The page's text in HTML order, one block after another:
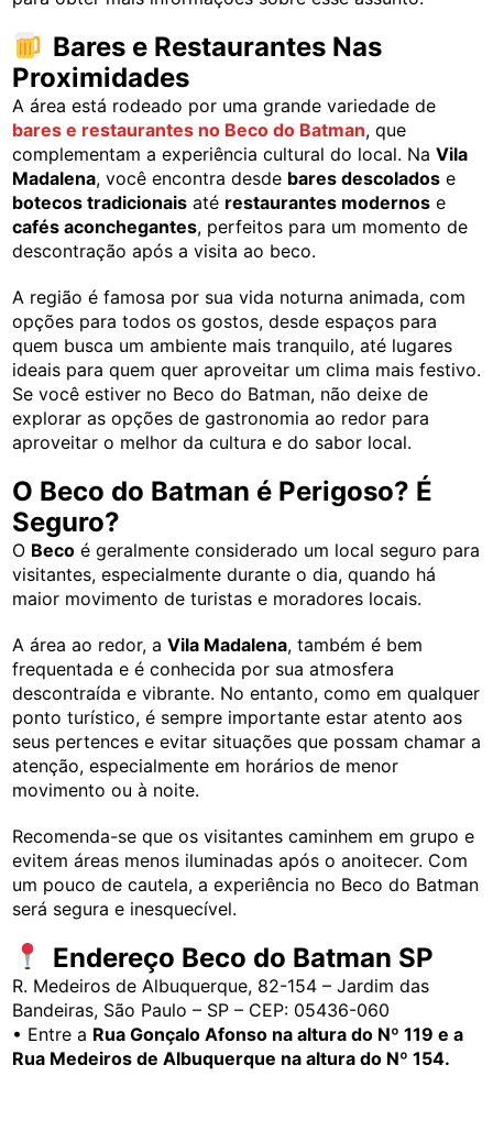
Bares e Restaurantes Nas
Proximidades
A área está rodeado por uma grande variedade de
bares e restaurantes no Beco do Batman, que
complementam a experiência cultural do local. NaVila
Madalena, você encontra desde bares descolados e
botecos tradicionais até restaurantes modernos e
cafés aconchegantes, perfeitos para um momento de
descontração após a visita ao beco.
A região é famosa por sua vida noturna animada, com
opções para todos os gostos, desde espaços para
quem busca um ambiente mais tranquilo, até lugares
ideais para quem quer aproveitar um clima mais festivo.
Se você estiver no Beco do Batman, não deixe de
explorar as opções de gastronomia ao redor para
aproveitar o melhor da cultura e do sabor local.
O Beco do Batman é Perigoso? É
Seguro?
O Beco é geralmente considerado um local seguro para
visitantes, especialmente durante o dia, quando há
maior movimento de turistas e moradores locais.
A área ao redor, aVila Madalena, também é bem
frequentada e é conhecida por sua atmosfera
descontraída e vibrante. No entanto, como em qualquer
ponto turístico, é sempre importante estar atento aos
seus pertences e evitar situações que possam chamar a
atenção, especialmente em horários de menor
movimento ou à noite.
Recomenda-se que os visitantes caminhem em grupo e
evitem áreas menos iluminadas após o anoitecer. Com
um pouco de cautela, a experiência no Beco do Batman
será segura e inesquecível.
Endereço Beco do Batman SP
R. Medeiros de Albuquerque, 82-154 – Jardim das
Bandeiras, São Paulo – SP – CEP: 05436-060
• Entre a Rua Gonçalo Afonso na altura do Nº 119 e a
Rua Medeiros de Albuquerque na altura do Nº 154.